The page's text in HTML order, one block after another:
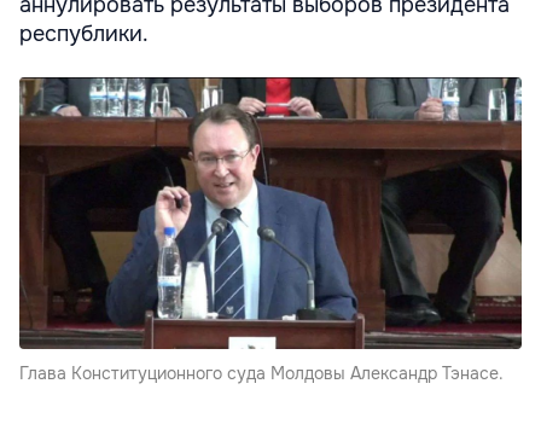
республики.
Глава Конституционного суда Молдовы Александр Тэнасе.